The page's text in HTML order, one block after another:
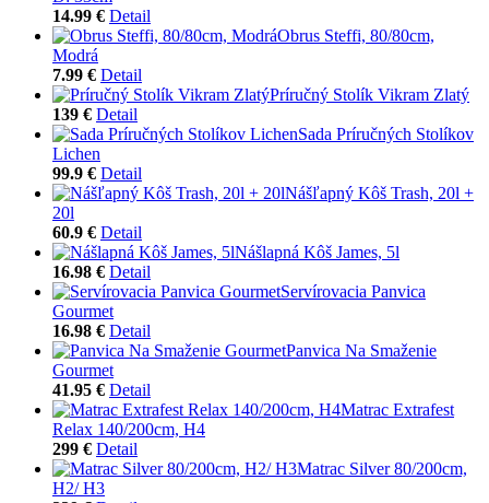
14.99 € Detail
Obrus Steffi, 80/80cm,
Modrá
7.99 € Detail
Príručný Stolík Vikram Zlatý
139 € Detail
Sada Príručných Stolíkov
Lichen
99.9 € Detail
Nášľapný Kôš Trash, 20l +
20l
60.9 € Detail
Nášlapná Kôš James, 5l
16.98 € Detail
Servírovacia Panvica
Gourmet
16.98 € Detail
Panvica Na Smaženie
Gourmet
41.95 € Detail
Matrac Extrafest
Relax 140/200cm, H4
299 € Detail
Matrac Silver 80/200cm,
H2/ H3